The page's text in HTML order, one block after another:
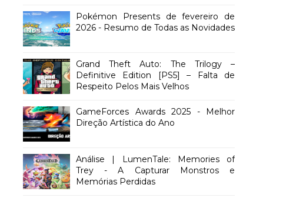
Pokémon Presents de fevereiro de
2026 - Resumo de Todas as Novidades
Grand Theft Auto: The Trilogy –
Definitive Edition [PS5] – Falta de
Respeito Pelos Mais Velhos
GameForces Awards 2025 - Melhor
Direção Artística do Ano
Análise | LumenTale: Memories of
Trey - A Capturar Monstros e
Memórias Perdidas